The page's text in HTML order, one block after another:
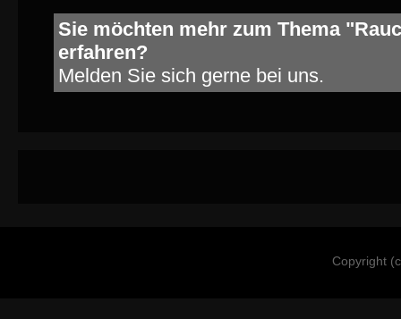
Sie möchten mehr zum Thema
erfahren?
Melden Sie sich gerne bei uns.
Copyright